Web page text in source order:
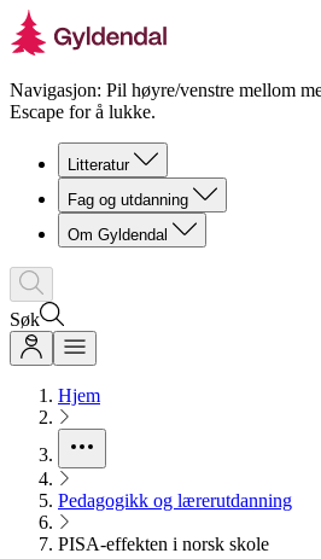
Navigasjon: Pil høyre/venstre mellom
Escape for å lukke.
Litteratur
Fag og utdanning
Om Gyldendal
Søk
Hjem
Pedagogikk og lærerutdanning
PISA-effekten i norsk skole